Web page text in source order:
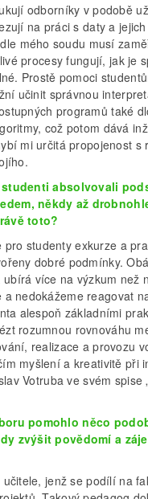
odborníky v podobě
na práci s daty a
mého soudu musí
procesy fungují, jak je
Prostě pomoci
učinit správnou
programů také
což potom dává
mi určitá propojenost s
absolvovali
někdy až
toto?
studenty exkurze a
dobré podmínky.
více na výzkum než
nedokážeme reagovat
alespoň základními
rozumnou rovnováhu
realizace a provozu
myšlení a kreativitě při
Votruba ve svém spise
pomohlo něco
zvýšit povědomí a
jenž se podílí na